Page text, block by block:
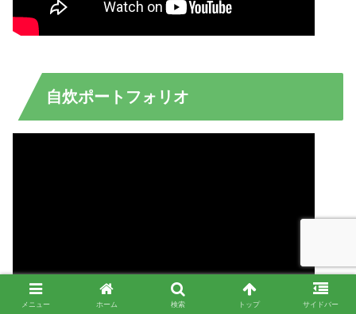
自炊ポートフォリオ
メニュー ホーム 検索 トップ サイドバー